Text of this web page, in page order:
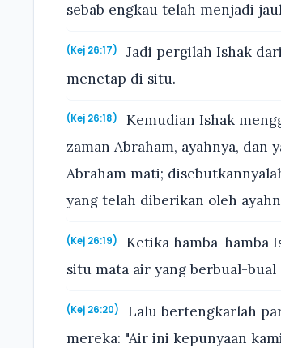
sebab engkau telah menjadi
(Kej 26:17)
Jadi pergilah Ishak
menetap di situ.
(Kej 26:18)
Kemudian Ishak
zaman Abraham, ayahnya,
Abraham mati;
yang telah diberikan oleh
(Kej 26:19)
Ketika hamba-hamba
situ mata air yang berbual-bual
(Kej 26:20)
Lalu bertengkarlah
mereka: "Air ini kepunyaan